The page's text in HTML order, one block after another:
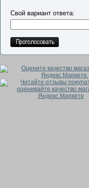
Свой вариант ответа: